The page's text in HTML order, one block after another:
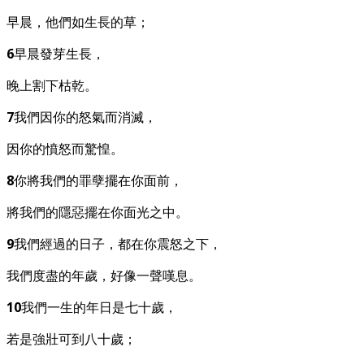
早晨，他們如生長的草；
6早晨發芽生長，
晚上割下枯乾。
7我們因你的怒氣而消滅，
因你的憤怒而驚惶。
8你將我們的罪孽擺在你面前，
將我們的隱惡擺在你面光之中。
9我們經過的日子，都在你震怒之下，
我們度盡的年歲，好像一聲嘆息。
10我們一生的年日是七十歲，
若是強壯可到八十歲；